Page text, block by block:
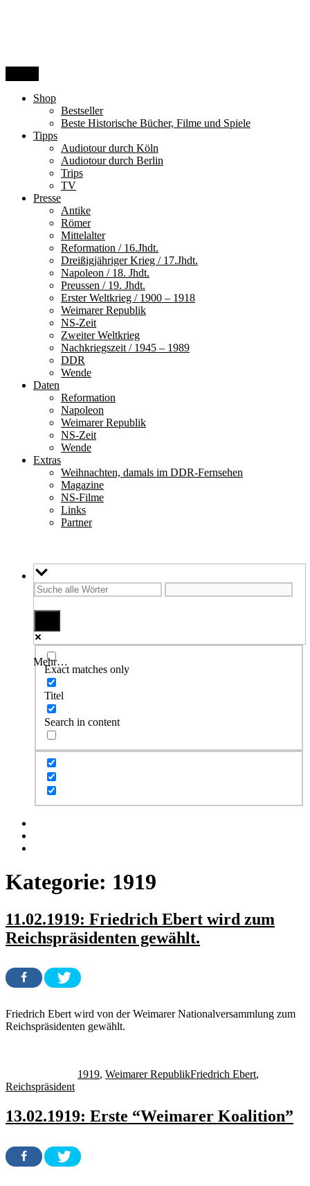
Shop
Bestseller
Beste Historische Bücher, Filme und Spiele
Tipps
Audiotour durch Köln
Audiotour durch Berlin
Trips
TV
Presse
Antike
Römer
Mittelalter
Reformation / 16.Jhdt.
Dreißigjähriger Krieg / 17.Jhdt.
Napoleon / 18. Jhdt.
Preussen / 19. Jhdt.
Erster Weltkrieg / 1900 – 1918
Weimarer Republik
NS-Zeit
Zweiter Weltkrieg
Nachkriegszeit / 1945 – 1989
DDR
Wende
Daten
Reformation
Napoleon
Weimarer Republik
NS-Zeit
Wende
Extras
Weihnachten, damals im DDR-Fernsehen
Magazine
NS-Filme
Links
Partner
Mehr…
Exact matches only
Titel
Search in content
Kategorie: 1919
11.02.1919: Friedrich Ebert wird zum
Reichspräsidenten gewählt.
Friedrich Ebert wird von der Weimarer Nationalversammlung zum
Reichspräsidenten gewählt.
1919, Weimarer RepublikFriedrich Ebert,
Reichspräsident
13.02.1919: Erste “Weimarer Koalition”